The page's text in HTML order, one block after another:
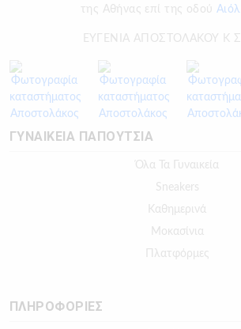
της Αθήνας επί της οδού
ΕΥΓΕΝΙΑ ΑΠΟΣΤΟΛΑΚΟΥ Κ
ΓΥΝΑΙΚΕΙΑ ΠΑΠΟΥΤΣΙΑ
Όλα Τα Γυναικεία
Sneakers
Καθημερινά
Μοκασίνια
Πλατφόρμες
ΠΛΗΡΟΦΟΡΙΕΣ